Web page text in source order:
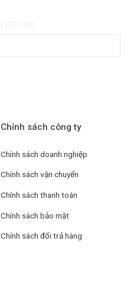
Chính sách công ty
Chính sách doanh nghiệp
Chính sách vận chuyển
Chính sách thanh toán
Chính sách bảo mật
Chính sách đổi trả hàng